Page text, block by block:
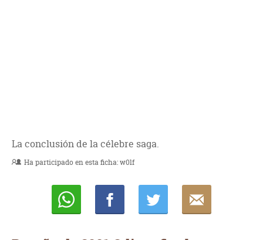
La conclusión de la célebre saga.
Ha participado en esta ficha:w0lf